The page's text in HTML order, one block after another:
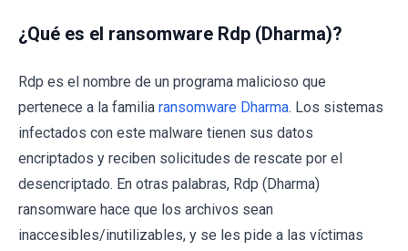
¿Qué es el ransomware Rdp (Dharma)?
Rdp es el nombre de un programa malicioso que
pertenece a la familia ransomware Dharma. Los sistemas
infectados con este malware tienen sus datos
encriptados y reciben solicitudes de rescate por el
desencriptado. En otras palabras, Rdp (Dharma)
ransomware hace que los archivos sean
inaccesibles/inutilizables, y se les pide a las víctimas